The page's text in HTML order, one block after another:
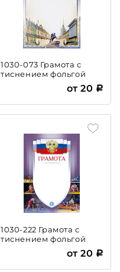
1030-073 Грамота с
тиснением фольгой
от 20
1030-222 Грамота с
тиснением фольгой
от 20